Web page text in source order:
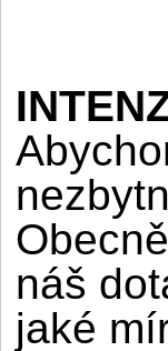
náš
jaké